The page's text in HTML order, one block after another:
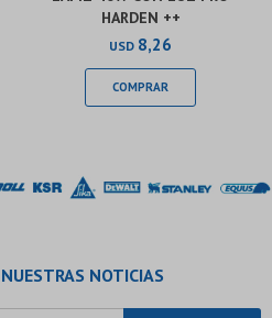
HARDEN ++
USD 8,26
NOTICIAS